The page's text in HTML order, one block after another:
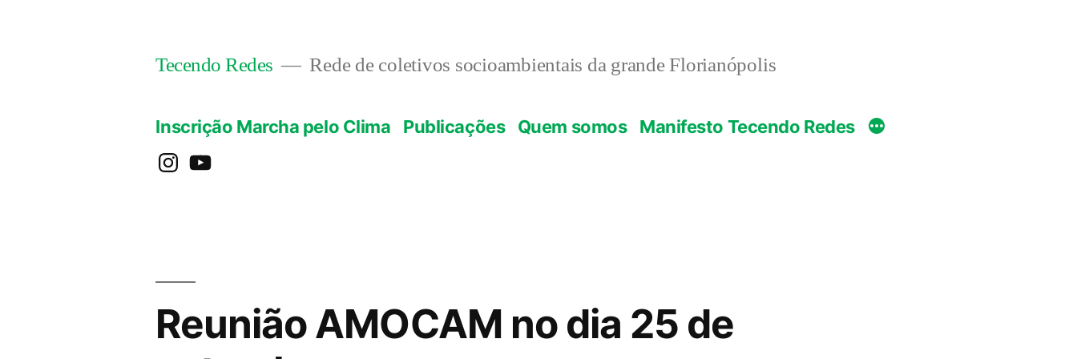
Tecendo Redes Rede de coletivos socioambientais da grande Florianópolis
Inscrição Marcha pelo Clima Publicações Quem somos Manifesto Tecendo Redes
instagramYouTube
Reunião AMOCAM no dia 25 de